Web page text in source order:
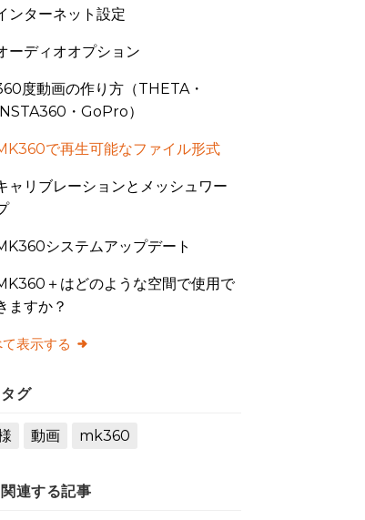
ンターネット設定
ーディオオプション
度動画の作り方（THETA・
INSTA360・GoPro）
で再生可能なファイル形式
ャリブレーションとメッシュワー
システムアップデート
＋はどのような空間で使用で
ますか？
表示する
タグ
動画 mk360
関連する記事